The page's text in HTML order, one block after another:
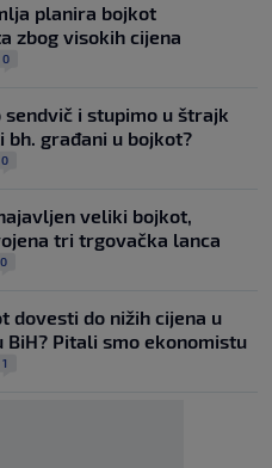
planira bojkot
zbog visokih cijena
0
sendvič i stupimo u štrajk
bh. građani u bojkot?
0
veliki bojkot,
tri trgovačka lanca
0
dovesti do nižih cijena u
BiH? Pitali smo ekonomistu
1